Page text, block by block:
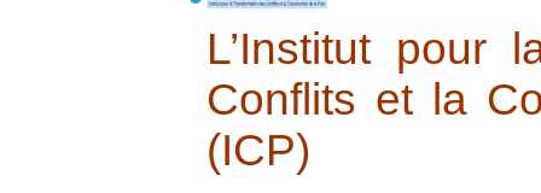
L’Institut pour
Conflits et la
(ICP)